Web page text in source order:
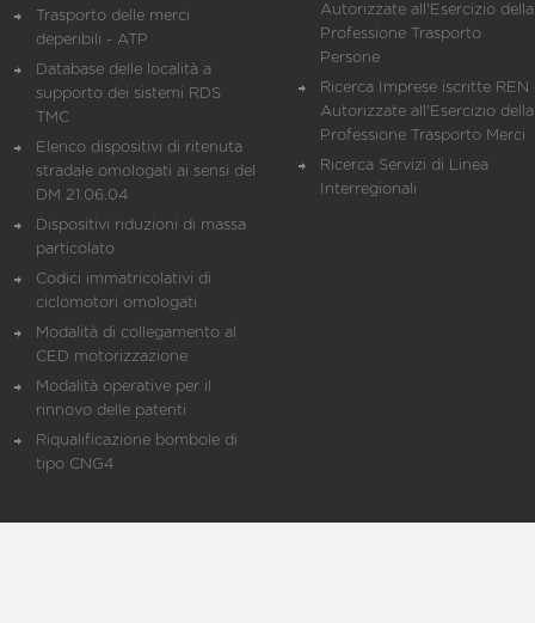
Trasporto delle merci
deperibili - ATP
Database delle località a
supporto dei sistemi RDS
TMC
Elenco dispositivi di ritenuta
stradale omologati ai sensi del
DM 21.06.04
Dispositivi riduzioni di massa
particolato
Codici immatricolativi di
ciclomotori omologati
Modalità di collegamento al
CED motorizzazione
Modalità operative per il
rinnovo delle patenti
Riqualificazione bombole di
tipo CNG4
Autorizzate all'Esercizio della
Professione Trasporto
Persone
Ricerca Imprese iscritte REN
Autorizzate all'Esercizio della
Professione Trasporto Merci
Ricerca Servizi di Linea
Interregionali